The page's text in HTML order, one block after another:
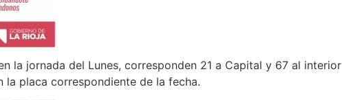
la jornada del Lunes, corresponden 21 a Capital y 67 al interior
la placa correspondiente de la fecha.